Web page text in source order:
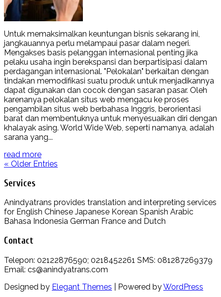
Untuk memaksimalkan keuntungan bisnis sekarang ini,
jangkauannya perlu melampaui pasar dalam negeri.
Mengakses basis pelanggan internasional penting jika
pelaku usaha ingin berekspansi dan berpartisipasi dalam
perdagangan internasional. "Pelokalan" berkaitan dengan
tindakan memodifikasi suatu produk untuk menjadikannya
dapat digunakan dan cocok dengan sasaran pasar. Oleh
karenanya pelokalan situs web mengacu ke proses
pengambilan situs web berbahasa Inggris, berorientasi
barat dan membentuknya untuk menyesuaikan diri dengan
khalayak asing. World Wide Web, seperti namanya, adalah
sarana yang...
read more
« Older Entries
Services
Anindyatrans provides translation and interpreting services
for English Chinese Japanese Korean Spanish Arabic
Bahasa Indonesia German France and Dutch
Contact
Telepon: 02122876590; 0218452261 SMS: 081287269379
Email: cs@anindyatrans.com
Designed by Elegant Themes | Powered byWordPress